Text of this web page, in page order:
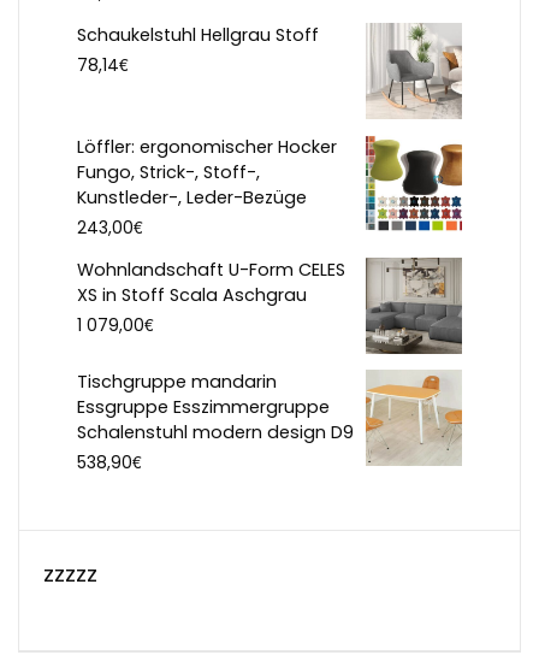
Schaukelstuhl Hellgrau Stoff
78,14€
Löffler: ergonomischer Hocker
Fungo, Strick-, Stoff-,
Kunstleder-, Leder-Bezüge
243,00€
Wohnlandschaft U-Form CELES
XS in Stoff Scala Aschgrau
1 079,00€
Tischgruppe mandarin
Essgruppe Esszimmergruppe
Schalenstuhl modern design D9
538,90€
zzzzz